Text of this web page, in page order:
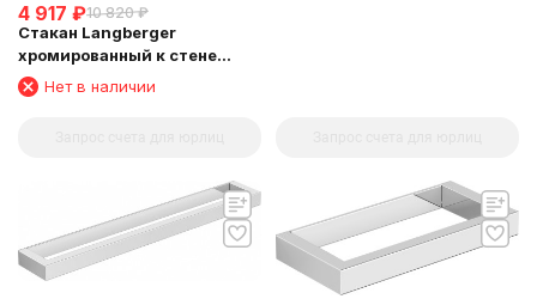
4 917 ₽10 820 ₽
Стакан Langberger
хромированный к стене
квадратный 30011A
Нет в наличии